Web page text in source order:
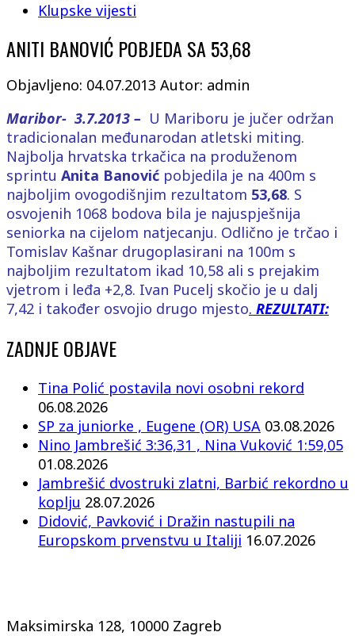
Klupske vijesti
ANITI BANOVIĆ POBJEDA SA 53,68
Objavljeno: 04.07.2013 Autor: admin
Maribor- 3.7.2013 – U Mariboru je jučer održan
tradicionalan međunarodan atletski miting.
Najbolja hrvatska trkačica na produženom
sprintu Anita Banović pobjedila je na 400m s
najboljim ovogodišnjim rezultatom 53,68. S
osvojenih 1068 bodova bila je najuspješnija
seniorka na cijelom natjecanju. Odlično je trčao i
Tomislav Kašnar drugoplasirani na 100m s
najboljim rezultatom ikad 10,58 ali s prejakim
vjetrom i leđa +2,8. Ivan Pucelj skočio je u dalj
7,42 i također osvojio drugo mjesto. REZULTATI:
ZADNJE OBJAVE
Tina Polić postavila novi osobni rekord
06.08.2026
SP za juniorke , Eugene (OR) USA 03.08.2026
Nino Jambrešić 3:36,31 , Nina Vuković 1:59,05
01.08.2026
Jambrešić dvostruki zlatni, Barbić rekordno u
koplju 28.07.2026
Didović, Pavković i Dražin nastupili na
Europskom prvenstvu u Italiji 16.07.2026
Maksimirska 128, 10000 Zagreb